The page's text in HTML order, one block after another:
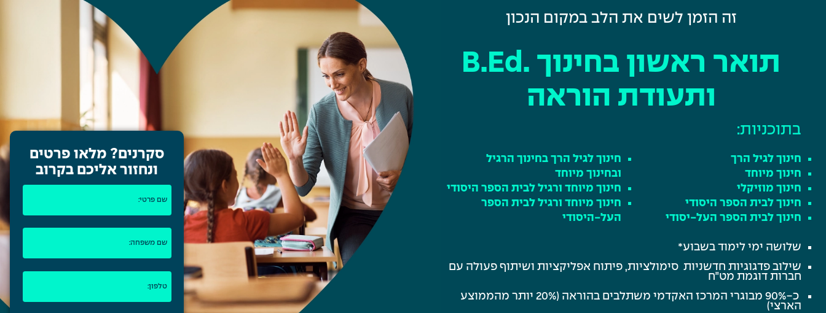
זה הזמן לשים את הלב במקום הנכון
תואר ראשון בחינוך .B.Ed
ותעודת הוראה
בתוכניות:
חינוך לגיל הרך
חינוך מיוחד
חינוך מוזיקלי
חינוך לבית הספר היסודי
חינוך לבית הספר העל-יסודי
חינוך לגיל הרך בחינוך הרגיל
ובחינוך מיוחד
חינוך מיוחד ורגיל לבית הספר היסודי
חינוך מיוחד ורגיל לבית הספר
העל-היסודי
שלושה ימי לימוד בשבוע*
שילוב פדגוגיות חדשניות סימולציות, פיתוח אפליקציות ושיתוף פעולה עם
חברות דוגמת מט״ח
כ-90% מבוגרי המרכז האקדמי משתלבים בהוראה (20% יותר מהממוצע
הארצי)
סקרנים? מלאו פרטים
ונחזור אליכם בקרוב